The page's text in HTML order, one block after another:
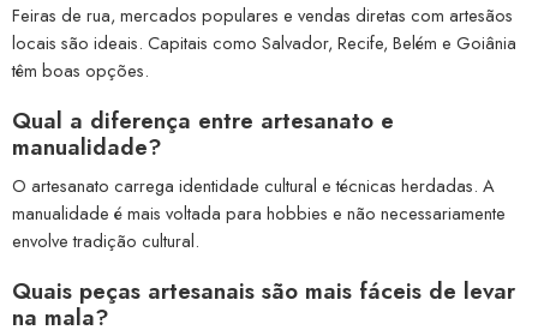
Feiras de rua, mercados populares e vendas diretas com artesãos
locais são ideais. Capitais como Salvador, Recife, Belém e Goiânia
têm boas opções.
Qual a diferença entre artesanato e
manualidade?
O artesanato carrega identidade cultural e técnicas herdadas. A
manualidade é mais voltada para hobbies e não necessariamente
envolve tradição cultural.
Quais peças artesanais são mais fáceis de levar
na mala?